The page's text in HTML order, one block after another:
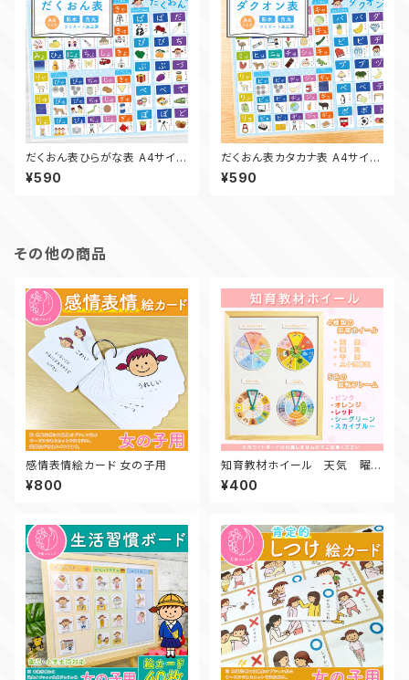
だくおん表ひらがな表 A4サイズ
- 知育ポスター
¥590
だくおん表カタカナ表 A4サイズ
- 知育ポスター
¥590
その他の商品
感情表情絵カード 女の子用
¥800
知育教材ホイール 天気 曜
日 干支 二十四節気 保育
教材 知育
¥400